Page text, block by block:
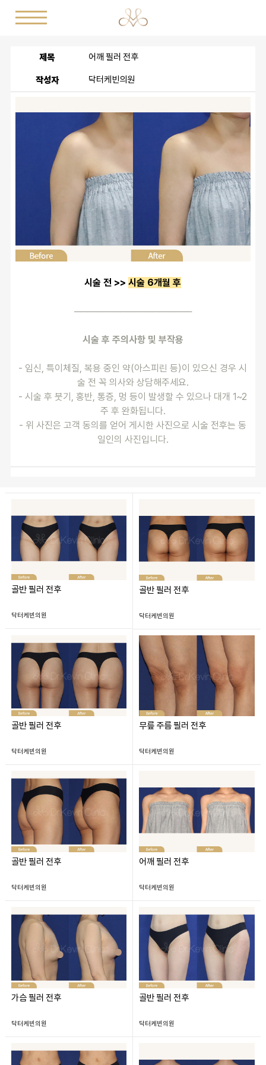
제목 어깨 필러 전후
작성자 닥터케빈의원
시술 전 >> 시술 6개월 후
──────────────────
시술 후 주의사항 및 부작용
- 임신, 특이체질, 복용 중인 약(아스피린 등)이 있으신 경우 시
술 전 꼭 의사와 상담해주세요.
- 시술 후 붓기, 홍반, 통증, 멍 등이 발생할 수 있으나 대개 1~2
주 후 완화됩니다.
- 위 사진은 고객 동의를 얻어 게시한 사진으로 시술 전후는 동
일인의 사진입니다.
골반 필러 전후
닥터케빈의원
골반 필러 전후
닥터케빈의원
골반 필러 전후
닥터케빈의원
무릎 주름 필러 전후
닥터케빈의원
골반 필러 전후
닥터케빈의원
어깨 필러 전후
닥터케빈의원
가슴 필러 전후
닥터케빈의원
골반 필러 전후
닥터케빈의원